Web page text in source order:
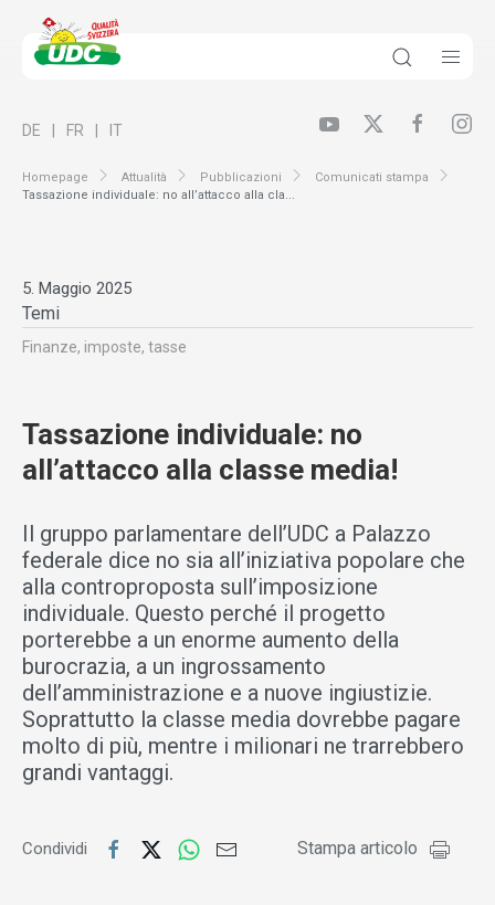
Homepage Attualità Pubblicazioni
Comunicati stampa
Tassazione individuale: no all’attacco alla cla...
DE FR IT
5. Maggio 2025
Temi
Finanze, imposte, tasse
Tassazione individuale: no
all’attacco alla classe media!
Il gruppo parlamentare dell’UDC a Palazzo
federale dice no sia all’iniziativa popolare che
alla controproposta sull’imposizione
individuale. Questo perché il progetto
porterebbe a un enorme aumento della
burocrazia, a un ingrossamento
dell’amministrazione e a nuove ingiustizie.
Soprattutto la classe media dovrebbe pagare
molto di più, mentre i milionari ne trarrebbero
grandi vantaggi.
Condividi Stampa articolo